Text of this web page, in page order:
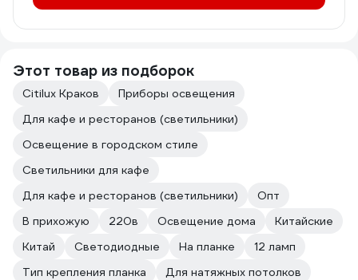
Этот товар из подборок
Citilux Краков
Приборы освещения
Для кафе и ресторанов (светильники)
Освещение в городском стиле
Светильники для кафе
Для кафе и ресторанов (светильники)
Опт
В прихожую
220в Освещение дома
Китайские
Китай
Светодиодные На планке
12 ламп
Тип крепления планка
Для натяжных потолков